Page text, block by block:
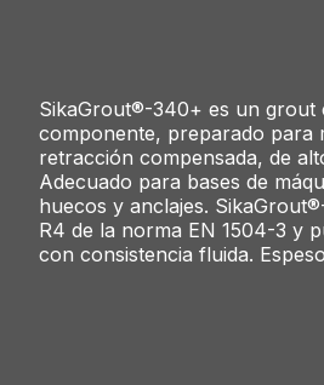
SikaGrout®-340+ es un grout
componente, preparado para
retracción compensada, de
Adecuado para bases de
huecos y anclajes.
R4 de la norma EN 1504-3 y
con consistencia fluida.